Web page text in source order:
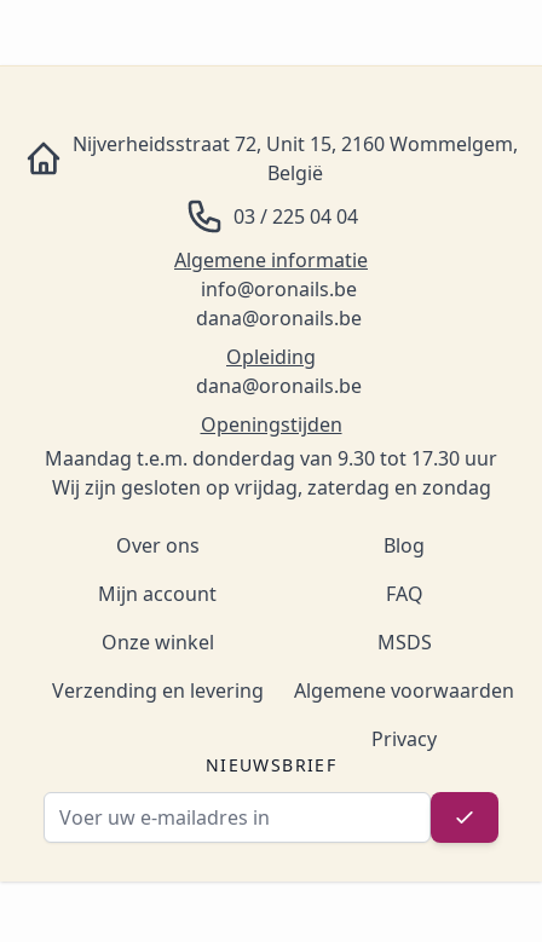
Nijverheidsstraat 72, Unit 15, 2160 Wommelgem,
België
03 / 225 04 04
Algemene informatie
info@oronails.be
dana@oronails.be
Opleiding
dana@oronails.be
Openingstijden
Maandag t.e.m. donderdag van 9.30 tot 17.30 uur
Wij zijn gesloten op vrijdag, zaterdag en zondag
Over ons
Mijn account
Onze winkel
Verzending en levering
Blog
FAQ
MSDS
Algemene voorwaarden
Privacy
NIEUWSBRIEF